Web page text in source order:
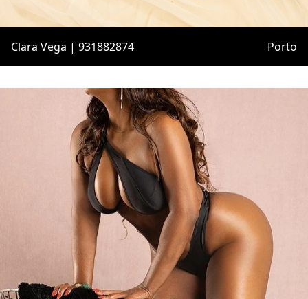
Clara Vega | 931882874 Porto